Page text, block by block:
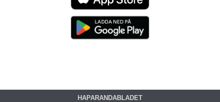
HAPARANDABLADET